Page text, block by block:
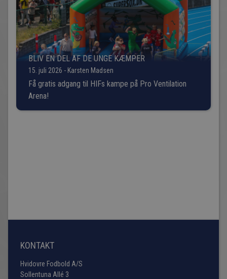
BLIV EN DEL AF DE UNGE KÆMPER
15. juli 2026 - Karsten Madsen
Få gratis adgang til HIFs kampe på Pro Ventilation
Arena!
KONTAKT
Hvidovre Fodbold A/S
Sollentuna Allé 3